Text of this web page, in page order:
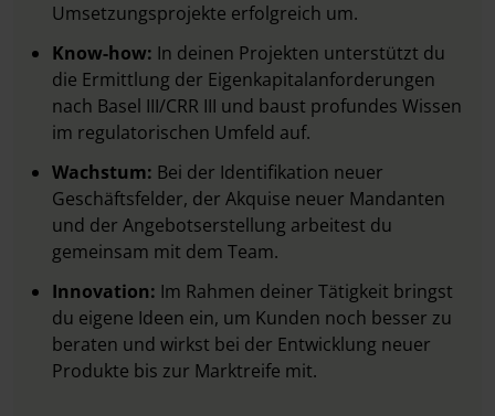
Umsetzungsprojekte erfolgreich um.
Know-how: In deinen Projekten unterstützt du
die Ermittlung der Eigenkapitalanforderungen
nach Basel III/CRR III und baust profundes Wissen
im regulatorischen Umfeld auf.
Wachstum: Bei der Identifikation neuer
Geschäftsfelder, der Akquise neuer Mandanten
und der Angebotserstellung arbeitest du
gemeinsam mit dem Team.
Innovation: Im Rahmen deiner Tätigkeit bringst
du eigene Ideen ein, um Kunden noch besser zu
beraten und wirkst bei der Entwicklung neuer
Produkte bis zur Marktreife mit.